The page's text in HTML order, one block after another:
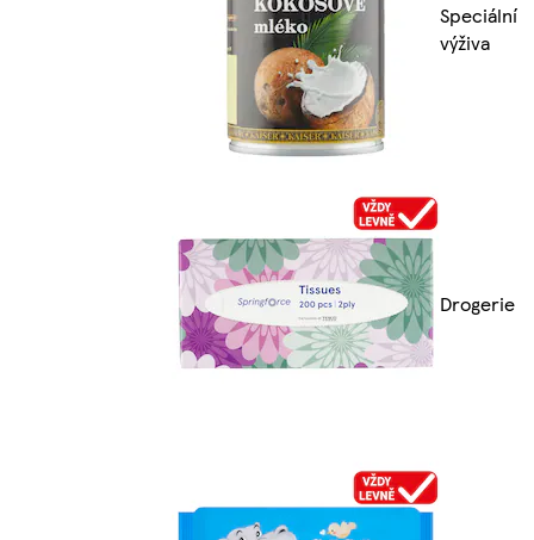
Speciální
výživa
Drogerie